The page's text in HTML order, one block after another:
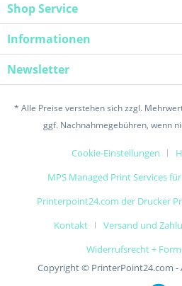
Shop Service
Informationen
Newsletter
* Alle Preise verstehen sich zzgl.
ggf. Nachnahmegebühren, wenn
Cookie-Einstellungen
MPS Managed Print Services
Printerpoint24.com der Drucker
Kontakt
Versand und
Widerrufsrecht +
Copyright © PrinterPoint24.com -